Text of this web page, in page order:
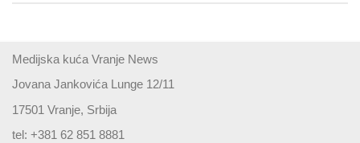
Medijska kuća Vranje News
Jovana Jankovića Lunge 12/11
17501 Vranje, Srbija
tel: +381 62 851 8881